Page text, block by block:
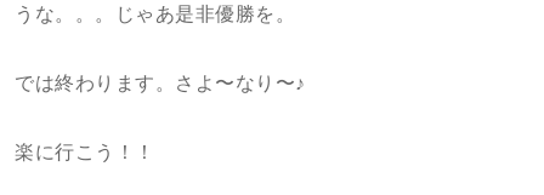
うな。。。じゃあ是非優勝を。
では終わります。さよ〜なり〜♪
楽に行こう！！